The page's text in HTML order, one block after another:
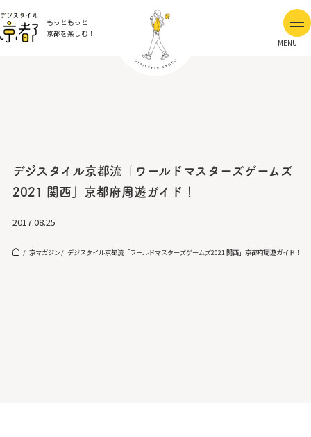
もっともっと
京都を楽しむ！
MENU
デジスタイル京都流「ワールドマスターズゲームズ
2021 関西」京都府周遊ガイド！
2017.08.25
京マガジン デジスタイル京都流「ワールドマスターズゲームズ2021 関西」京都府周遊ガイド！